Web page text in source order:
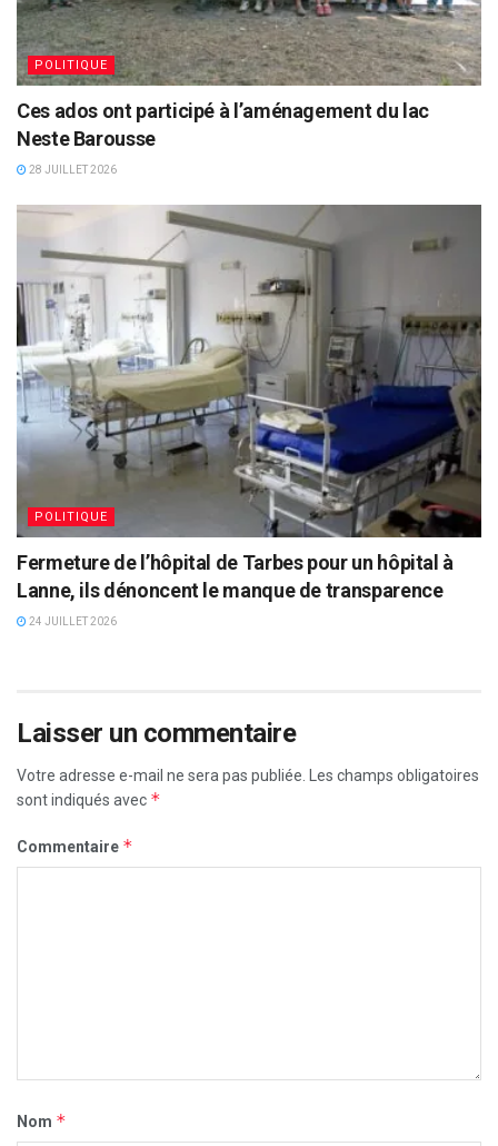
POLITIQUE
Ces ados ont participé à l’aménagement du lac
Neste Barousse
28 JUILLET 2026
POLITIQUE
Fermeture de l’hôpital de Tarbes pour un hôpital à
Lanne, ils dénoncent le manque de transparence
24 JUILLET 2026
Laisser un commentaire
Votre adresse e-mail ne sera pas publiée.
Les champs obligatoires
sont indiqués avec *
Commentaire *
Nom *